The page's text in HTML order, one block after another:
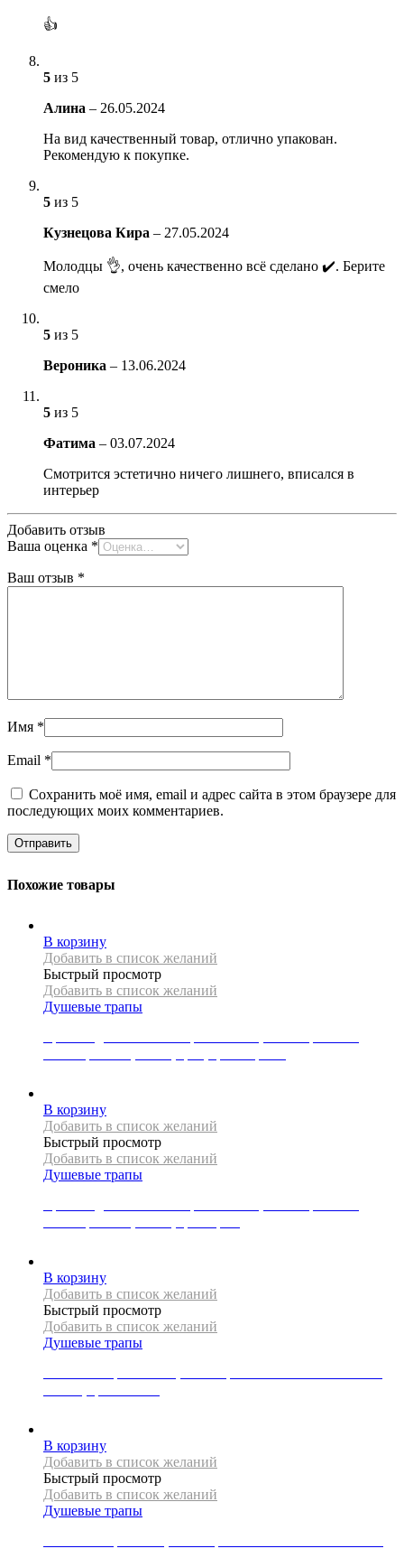
👍
5 из 5
Алина – 26.05.2024
На вид качественный товар, отлично упакован.
Рекомендую к покупке.
5 из 5
Кузнецова Кира – 27.05.2024
Молодцы 👌, очень качественно всё сделано ✔️. Берите
смело
5 из 5
Вероника – 13.06.2024
5 из 5
Фатима – 03.07.2024
Смотрится эстетично ничего лишнего, вписался в
интерьер
Добавить отзыв
Ваша оценка *
Ваш отзыв *
Имя *
Email *
Сохранить моё имя, email и адрес сайта в этом браузере для
последующих моих комментариев.
Похожие товары
В корзину
Добавить в список желаний
Быстрый просмотр
Добавить в список желаний
Душевые трапы
В корзину
Добавить в список желаний
Быстрый просмотр
Добавить в список желаний
Душевые трапы
В корзину
Добавить в список желаний
Быстрый просмотр
Добавить в список желаний
Душевые трапы
В корзину
Добавить в список желаний
Быстрый просмотр
Добавить в список желаний
Душевые трапы